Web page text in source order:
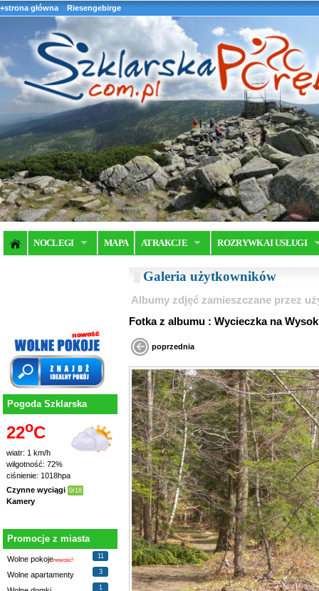
+strona główna Riesengebirge
NOCLEGI MAPA ATRAKCJE ROZRYWKA I USŁUGI
Pogoda Szklarska
22oC
wiatr: 1 km/h
wilgotność: 72%
ciśnienie: 1018hpa
Czynne wyciągi 0/18
Kamery
Promocje z miasta
Wolne pokojenowość!
11
Wolne apartamenty 3
1
Galeria użytkowników
Albumy zdjęć zamieszczane przez
Fotka z albumu : Wycieczka na
poprzednia